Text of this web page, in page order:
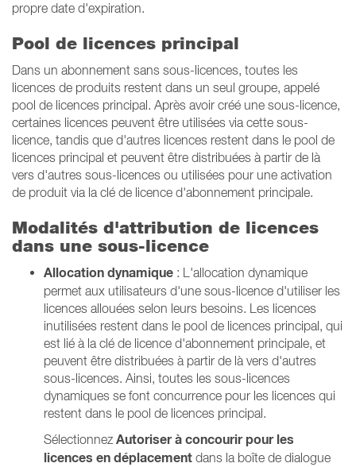
propre date d'expiration.
Pool de licences principal
Dans un abonnement sans sous-licences, toutes les
licences de produits restent dans un seul groupe, appelé
pool de licences principal. Après avoir créé une sous-licence,
certaines licences peuvent être utilisées via cette sous-
licence, tandis que d'autres licences restent dans le pool de
licences principal et peuvent être distribuées à partir de là
vers d'autres sous-licences ou utilisées pour une activation
de produit via la clé de licence d'abonnement principale.
Modalités d'attribution de licences
dans une sous-licence
Allocation dynamique : L'allocation dynamique
permet aux utilisateurs d'une sous-licence d'utiliser les
licences allouées selon leurs besoins. Les licences
inutilisées restent dans le pool de licences principal, qui
est lié à la clé de licence d'abonnement principale, et
peuvent être distribuées à partir de là vers d'autres
sous-licences. Ainsi, toutes les sous-licences
dynamiques se font concurrence pour les licences qui
restent dans le pool de licences principal.
Sélectionnez Autoriser à concourir pour les
licences en déplacement dans la boîte de dialogue